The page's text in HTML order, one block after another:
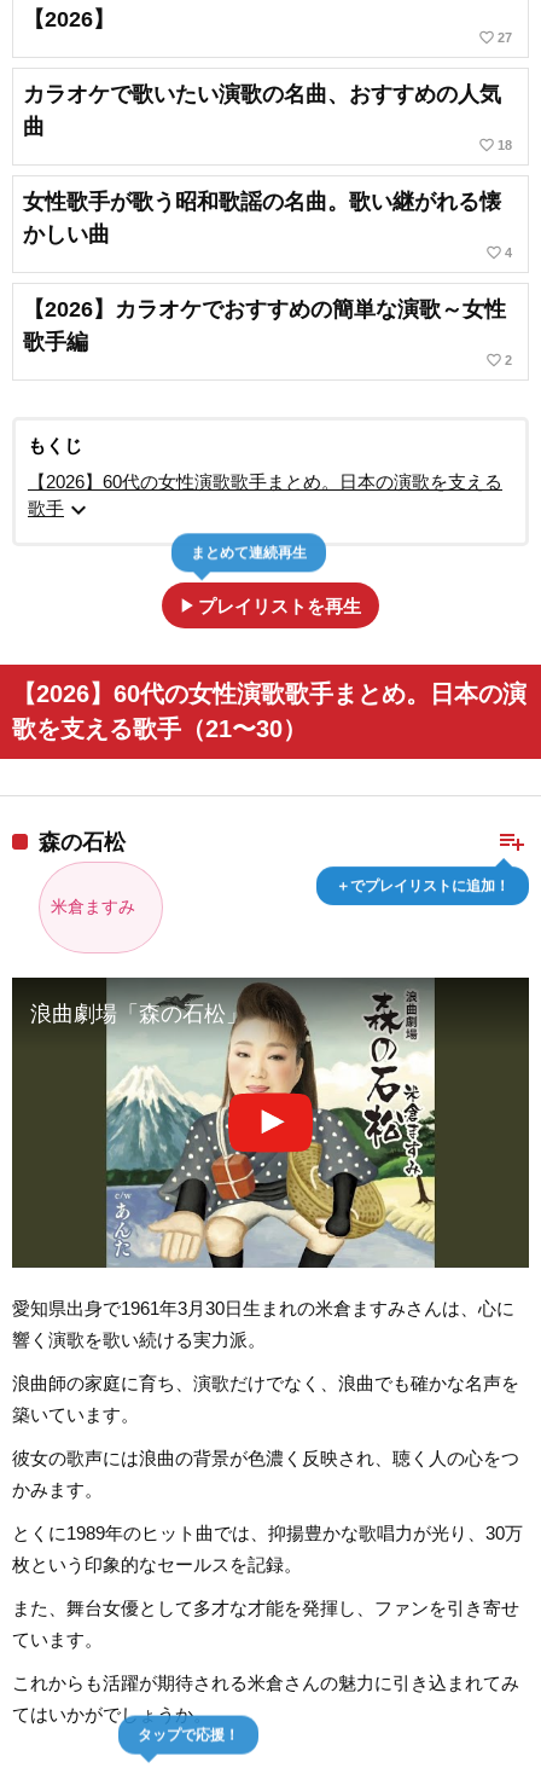
【2026】
favorite_border 27
カラオケで歌いたい演歌の名曲、おすすめの人気
曲
favorite_border 18
女性歌手が歌う昭和歌謡の名曲。歌い継がれる懐
かしい曲
favorite_border 4
【2026】カラオケでおすすめの簡単な演歌～女性
歌手編
favorite_border 2
もくじ
【2026】60代の女性演歌歌手まとめ。日本の演歌を支える
歌手 expand_more
play_arrow プレイリストを再生
まとめて連続再生
【2026】60代の女性演歌歌手まとめ。日本の演
歌を支える歌手（21〜30）
playlist_add
＋でプレイリストに追加！
森の石松
米倉ますみ
浪曲劇場「森の石松」
愛知県出身で1961年3月30日生まれの米倉ますみさんは、心に
響く演歌を歌い続ける実力派。
浪曲師の家庭に育ち、演歌だけでなく、浪曲でも確かな名声を
築いています。
彼女の歌声には浪曲の背景が色濃く反映され、聴く人の心をつ
かみます。
とくに1989年のヒット曲では、抑揚豊かな歌唱力が光り、30万
枚という印象的なセールスを記録。
また、舞台女優として多才な才能を発揮し、ファンを引き寄せ
ています。
これからも活躍が期待される米倉さんの魅力に引き込まれてみ
てはいかがでしょうか。
タップで応援！